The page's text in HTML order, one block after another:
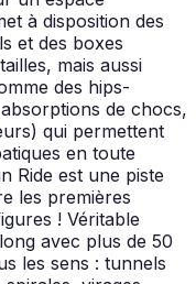
à disposition des
et des boxes
mais aussi
des hips-
de chocs,
qui permettent
en toute
Ride est une piste
les premières
! Véritable
avec plus de 50
les sens : tunnels